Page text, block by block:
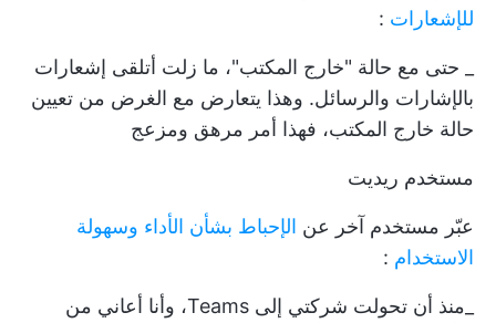
للإشعارات :
_ حتى مع حالة "خارج المكتب"، ما زلت أتلقى إشعارات
بالإشارات والرسائل. وهذا يتعارض مع الغرض من تعيين
حالة خارج المكتب، فهذا أمر مرهق ومزعج
مستخدم ريديت
عبّر مستخدم آخر عن الإحباط بشأن الأداء وسهولة
الاستخدام :
_منذ أن تحولت شركتي إلى Teams، وأنا أعاني من